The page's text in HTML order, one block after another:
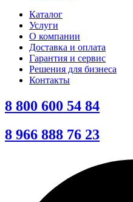
Каталог
Услуги
О компании
Доставка и оплата
Гарантия и сервис
Решения для бизнеса
Контакты
8 800 600 54 84
8 966 888 76 23